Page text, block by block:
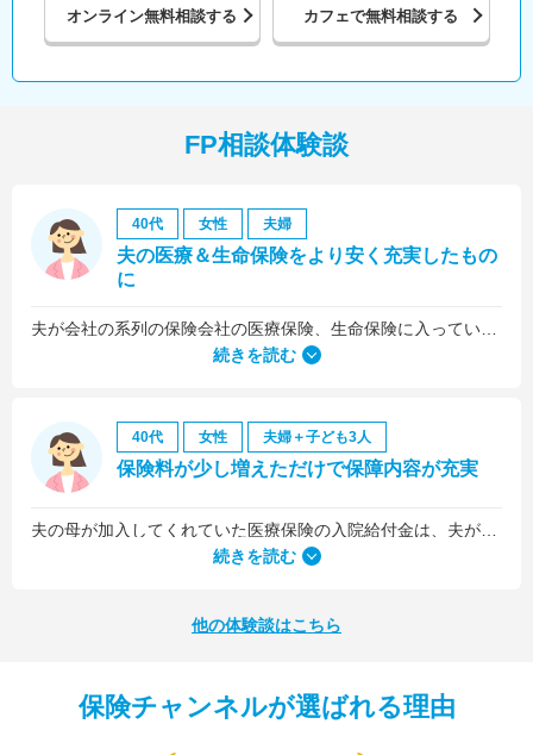
オンライン無料相談する カフェで無料相談する
FP相談体験談
40代 女性 夫婦
夫の医療＆生命保険をより安く充実したもの
に
続きを読む
40代 女性 夫婦＋子ども3人
保険料が少し増えただけで保障内容が充実
続きを読む
他の体験談はこちら
保険チャンネルが選ばれる理由